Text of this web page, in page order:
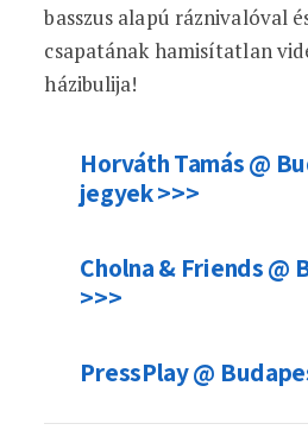
basszus alapú ráznivalóval
csapatának hamisítatlan
házibulija!
Horváth Tamás @
jegyek >>>
Cholna & Friends @
>>>
PressPlay @